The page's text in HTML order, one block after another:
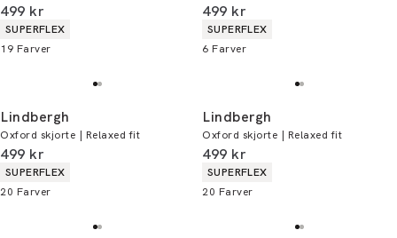
I alt (inkl. rabat)
499 kr
Produkt egenskaber
SUPERFLEX
19 Farver
I alt (inkl. rabat)
499 kr
Produkt egenskaber
SUPERFLEX
6 Farver
Lindbergh
Oxford skjorte | Relaxed fit
I alt (inkl. rabat)
499 kr
Produkt egenskaber
SUPERFLEX
20 Farver
Lindbergh
Oxford skjorte | Relaxed fit
I alt (inkl. rabat)
499 kr
Produkt egenskaber
SUPERFLEX
20 Farver